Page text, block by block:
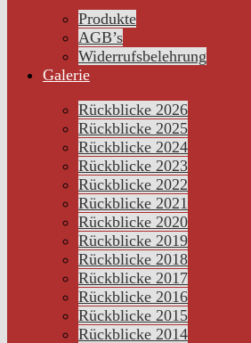
Produkte
AGB’s
Widerrufsbelehrung
Galerie
Rückblicke 2026
Rückblicke 2025
Rückblicke 2024
Rückblicke 2023
Rückblicke 2022
Rückblicke 2021
Rückblicke 2020
Rückblicke 2019
Rückblicke 2018
Rückblicke 2017
Rückblicke 2016
Rückblicke 2015
Rückblicke 2014